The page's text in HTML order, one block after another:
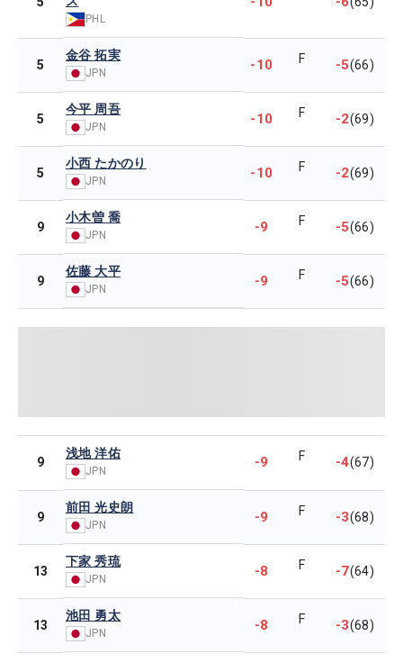
PHL
5
金谷 拓実
JPN -10 F -5(66)
5
今平 周吾
JPN -10 F -2(69)
5
小西 たかのり
JPN -10 F -2(69)
9
小木曽 喬
JPN -9 F -5(66)
9
佐藤 大平
JPN -9 F -5(66)
9
浅地 洋佑
JPN
-9 F -4(67)
9
前田 光史朗
JPN -9 F -3(68)
13
下家 秀琉
JPN -8 F -7(64)
13
池田 勇太
JPN -8 F -3(68)